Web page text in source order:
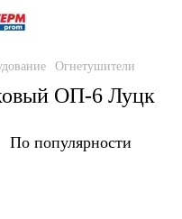
Огнетушители
ОП-6 Луцк
По популярности